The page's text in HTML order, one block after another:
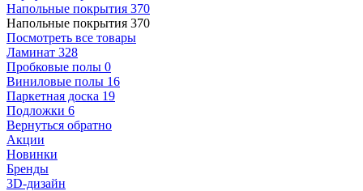
Напольные покрытия 370
Напольные покрытия 370
Посмотреть все товары
Ламинат 328
Пробковые полы 0
Виниловые полы 16
Паркетная доска 19
Подложки 6
Вернуться обратно
Акции
Новинки
Бренды
3D-дизайн